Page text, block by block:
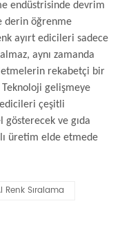
endüstrisinde devrim
derin öğrenme
ayırt edicileri sadece
aynı zamanda
rekabetçi bir
Teknoloji gelişmeye
çeşitli
ve gıda
üretim elde etmede
Renk Sıralama